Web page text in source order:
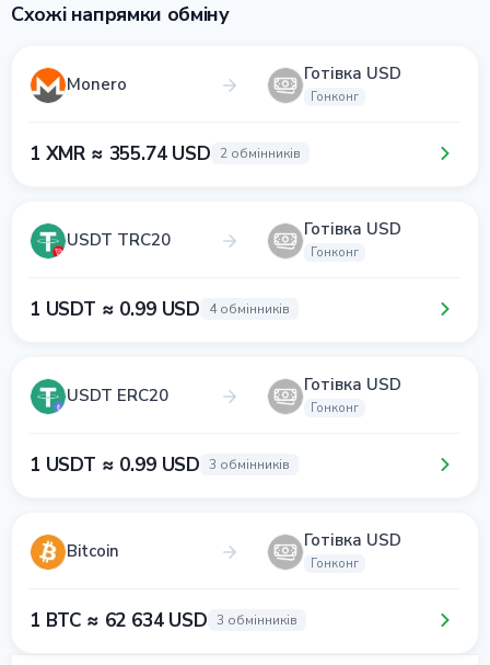
Схожі напрямки обміну
Monero Готівка USD
Гонконг
1 XMR ≈ 355.74 USD 2 обмінників
USDT TRC20 Готівка USD
Гонконг
1 USDT ≈ 0.99 USD 4 обмінників
USDT ERC20 Готівка USD
Гонконг
1 USDT ≈ 0.99 USD 3 обмінників
Bitcoin Готівка USD
Гонконг
1 BTC ≈ 62 634 USD 3 обмінників